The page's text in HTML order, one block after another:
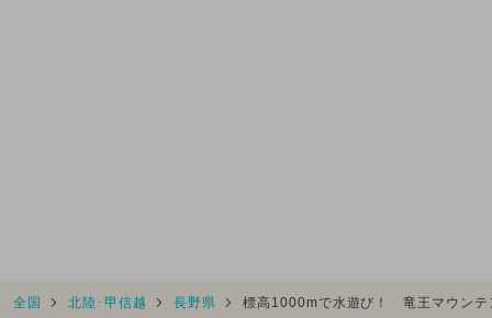
全国 北陸･甲信越 長野県 標高1000mで水遊び！ 竜王マウンテ